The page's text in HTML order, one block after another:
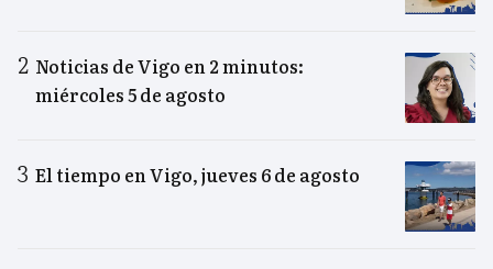
Noticias de Vigo en 2 minutos:
miércoles 5 de agosto
El tiempo en Vigo, jueves 6 de agosto